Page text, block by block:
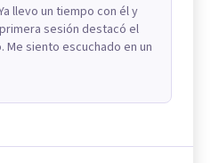
llevo un tiempo con él y
sesión destacó el
siento escuchado en un